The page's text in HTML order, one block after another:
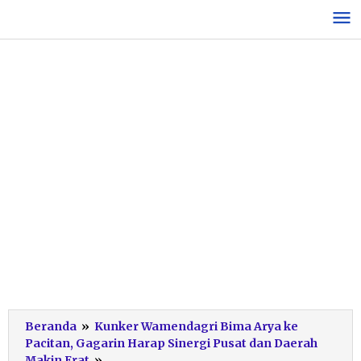
konten
Beranda » Kunker Wamendagri Bima Arya ke
Pacitan, Gagarin Harap Sinergi Pusat dan Daerah